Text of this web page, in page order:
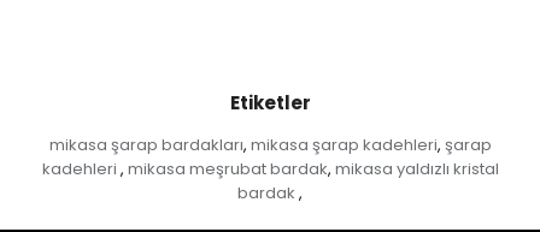
Etiketler
mikasa şarap bardakları, mikasa şarap kadehleri, şarap
kadehleri , mikasa meşrubat bardak, mikasa yaldızlı kristal
bardak ,